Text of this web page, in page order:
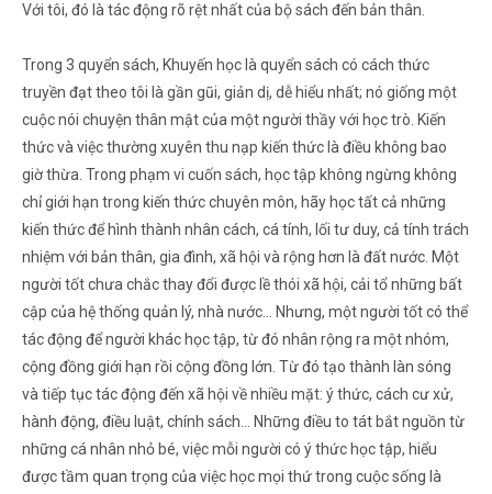
Với tôi, đó là tác động rõ rệt nhất của bộ sách đến bản thân.
Trong 3 quyển sách, Khuyến học là quyển sách có cách thức
truyền đạt theo tôi là gần gũi, giản dị, dễ hiểu nhất; nó giống một
cuộc nói chuyện thân mật của một người thầy với học trò. Kiến
thức và việc thường xuyên thu nạp kiến thức là điều không bao
giờ thừa. Trong phạm vi cuốn sách, học tập không ngừng không
chỉ giới hạn trong kiến thức chuyên môn, hãy học tất cả những
kiến thức để hình thành nhân cách, cá tính, lối tư duy, cả tính trách
nhiệm với bản thân, gia đình, xã hội và rộng hơn là đất nước. Một
người tốt chưa chắc thay đổi được lề thói xã hội, cải tổ những bất
cập của hệ thống quản lý, nhà nước… Nhưng, một người tốt có thể
tác động để người khác học tập, từ đó nhân rộng ra một nhóm,
cộng đồng giới hạn rồi cộng đồng lớn. Từ đó tạo thành làn sóng
và tiếp tục tác động đến xã hội về nhiều mặt: ý thức, cách cư xử,
hành động, điều luật, chính sách… Những điều to tát bắt nguồn từ
những cá nhân nhỏ bé, việc mỗi người có ý thức học tập, hiểu
được tầm quan trọng của việc học mọi thứ trong cuộc sống là